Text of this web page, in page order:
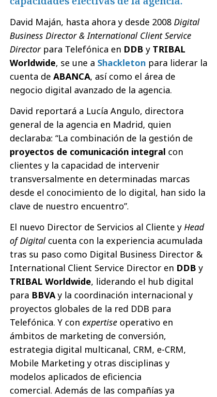
David Maján, hasta ahora y desde 2008 Digital
Business Director & International Client Service
Directorpara Telefónica en DDB y TRIBAL
Worldwide, se une a Shackleton para liderar la
cuenta de ABANCA, así como el área de
negocio digital avanzado de la agencia.
David reportará a Lucía Angulo, directora
general de la agencia en Madrid, quien
declaraba: “La combinación de la gestión de
proyectos de comunicación integral con
clientes y la capacidad de intervenir
transversalmente en determinadas marcas
desde el conocimiento de lo digital, han sido la
clave de nuestro encuentro”.
El nuevo Director de Servicios al Cliente y Head
of Digital cuenta con la experiencia acumulada
tras su paso como Digital Business Director &
International Client Service Director en DDB y
TRIBAL Worldwide, liderando el hub digital
para BBVAy la coordinación internacional y
proyectos globales de la red DDB para
Telefónica. Y con expertise operativo en
ámbitos de marketing de conversión,
estrategia digital multicanal, CRM, e-CRM,
Mobile Marketing y otras disciplinas y
modelos aplicados de eficiencia
comercial. Además de las compañías ya